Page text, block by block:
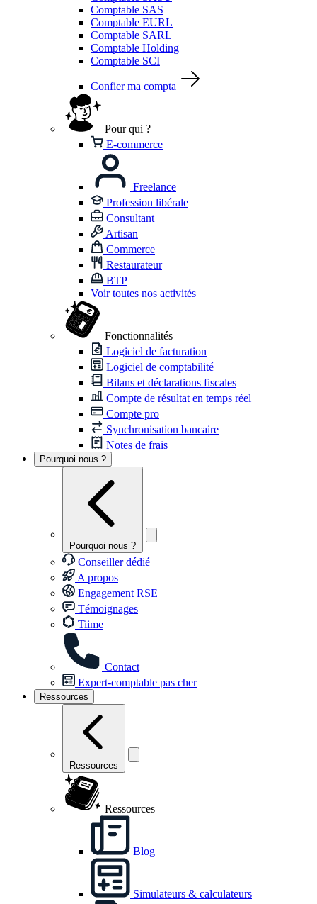
Comptable SAS
Comptable EURL
Comptable SARL
Comptable Holding
Comptable SCI
Confier ma compta
Pour qui ?
E-commerce
Freelance
Profession libérale
Consultant
Artisan
Commerce
Restaurateur
BTP
Voir toutes nos activités
Fonctionnalités
Logiciel de facturation
Logiciel de comptabilité
Bilans et déclarations fiscales
Compte de résultat en temps réel
Compte pro
Synchronisation bancaire
Notes de frais
Pourquoi nous ?
Pourquoi nous ?
Conseiller dédié
A propos
Engagement RSE
Témoignages
Tiime
Contact
Expert-comptable pas cher
Ressources
Ressources
Ressources
Blog
Simulateurs & calculateurs